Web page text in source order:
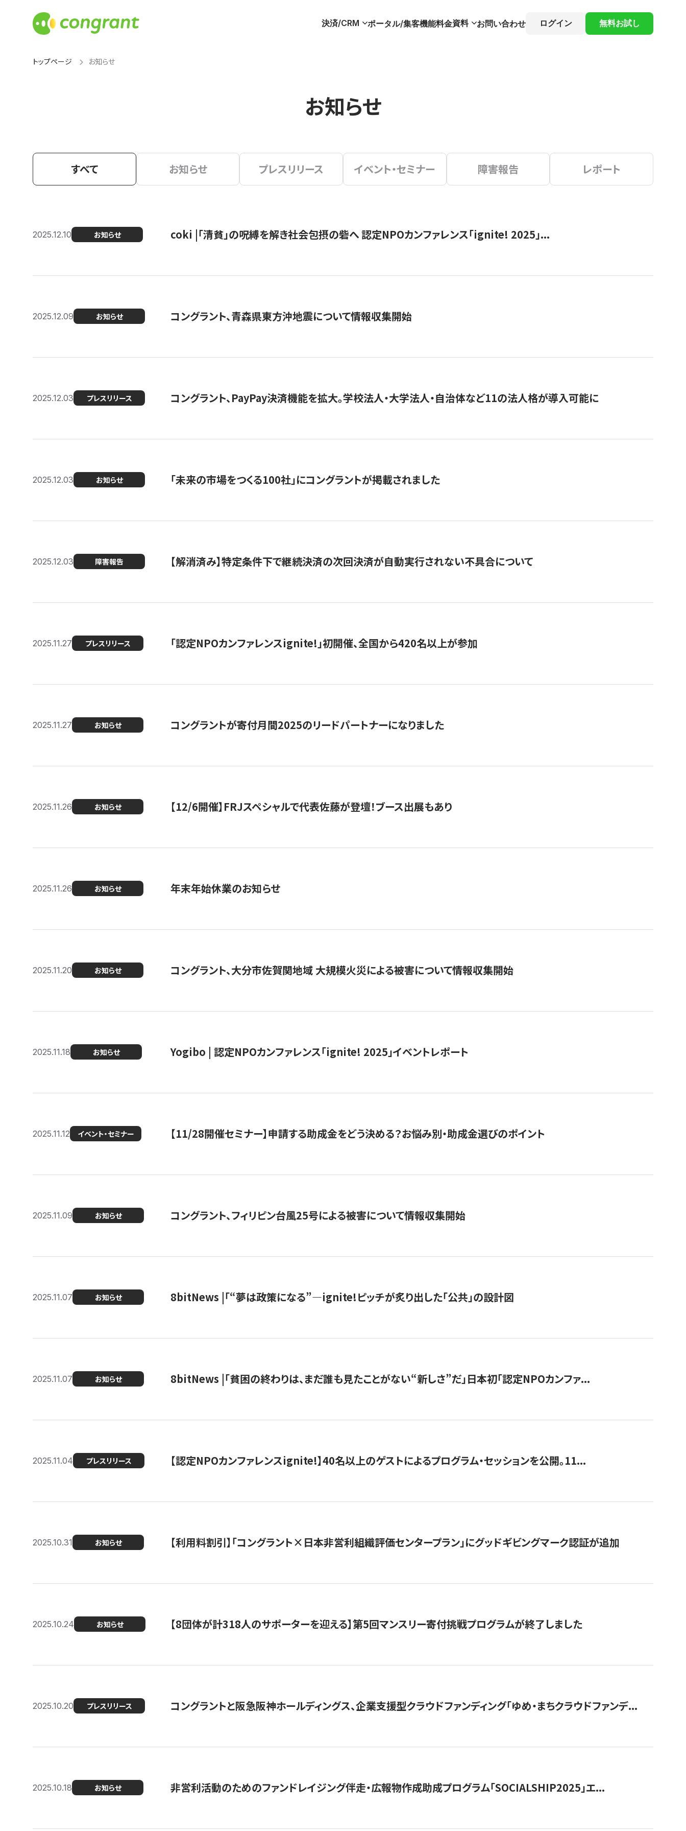
決済/CRM ポータル/集客機能料金資料 お問い合わせ ログイン 無料お試し
トップページ お知らせ
お知らせ
すべて お知らせ プレスリリース イベント・セミナー 障害報告 レポート
2025.12.10 お知らせ coki |「清貧」の呪縛を解き社会包摂の砦へ 認定NPOカンファレンス「ignite! 2025」...
2025.12.09 お知らせ コングラント、青森県東方沖地震について情報収集開始
2025.12.03 プレスリリース コングラント、PayPay決済機能を拡大。学校法人・大学法人・自治体など11の法人格が導入可能に
2025.12.03 お知らせ 「未来の市場をつくる100社」にコングラントが掲載されました
2025.12.03 障害報告 【解消済み】特定条件下で継続決済の次回決済が自動実行されない不具合について
2025.11.27 プレスリリース 「認定NPOカンファレンスignite!」初開催、全国から420名以上が参加
2025.11.27 お知らせ コングラントが寄付月間2025のリードパートナーになりました
2025.11.26 お知らせ 【12/6開催】FRJスペシャルで代表佐藤が登壇！ブース出展もあり
2025.11.26 お知らせ 年末年始休業のお知らせ
2025.11.20 お知らせ コングラント、大分市佐賀関地域 大規模火災による被害について情報収集開始
2025.11.18 お知らせ Yogibo | 認定NPOカンファレンス「ignite! 2025」イベントレポート
2025.11.12 イベント・セミナー 【11/28開催セミナー】申請する助成金をどう決める？お悩み別・助成金選びのポイント
2025.11.09 お知らせ コングラント、フィリピン台風25号による被害について情報収集開始
2025.11.07 お知らせ 8bitNews |「“夢は政策になる”—ignite!ピッチが炙り出した「公共」の設計図
2025.11.07 お知らせ 8bitNews |「貧困の終わりは、まだ誰も見たことがない“新しさ”だ」日本初「認定NPOカンファ...
2025.11.04 プレスリリース 【認定NPOカンファレンスignite!】40名以上のゲストによるプログラム・セッションを公開。11...
2025.10.31 お知らせ 【利用料割引】「コングラント×日本非営利組織評価センタープラン」にグッドギビングマーク認証が追加
2025.10.24 お知らせ 【8団体が計318人のサポーターを迎える】​​第5回マンスリー寄付挑戦プログラムが終了しました
2025.10.20 プレスリリース コングラントと阪急阪神ホールディングス、企業支援型クラウドファンディング「ゆめ・まちクラウドファンデ...
2025.10.18 お知らせ 非営利活動のためのファンドレイジング伴走・広報物作成助成プログラム「SOCIALSHIP2025」エ...